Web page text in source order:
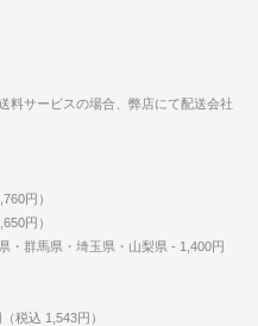
料サービスの場合、弊店にて配送会社
円）
円）
・群馬県・埼玉県・山梨県 - 1,400円
税込 1,543円）